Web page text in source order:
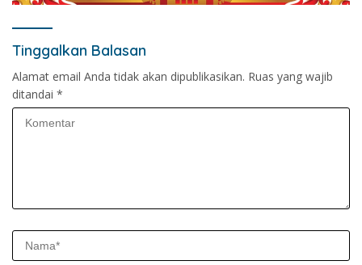
Tinggalkan Balasan
Alamat email Anda tidak akan dipublikasikan. Ruas yang wajib
ditandai *